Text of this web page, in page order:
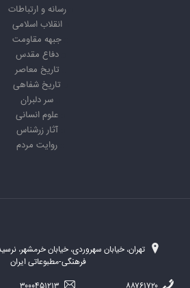
رسانه و ارتباطات
انقلاب اسلامی
جبهه مقاومت
دفاع مقدس
تاریخ معاصر
تاریخ شفاهی
سر دلبران
علوم انسانی
آثار زرشناس
روایت مردم
تهران، خیابان سهروردی، خیابان خرمشهر،
فرهنگی-مطبوعاتی ایران